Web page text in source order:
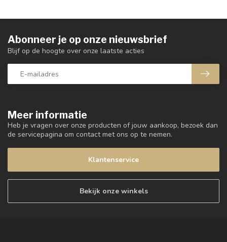
Meer informatie
Heb je vragen over onze producten of jouw aankoop, bezoek dan
de servicepagina om contact met ons op te nemen.
Klantenservice
Bekijk onze winkels
Abonneer je op onze nieuwsbrief
Blijf op de hoogte over onze laatste acties